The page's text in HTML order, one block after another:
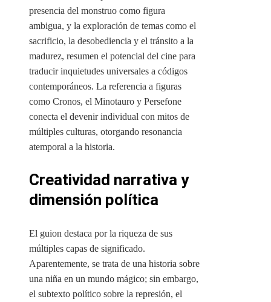
presencia del monstruo como figura
ambigua, y la exploración de temas como el
sacrificio, la desobediencia y el tránsito a la
madurez, resumen el potencial del cine para
traducir inquietudes universales a códigos
contemporáneos. La referencia a figuras
como Cronos, el Minotauro y Persefone
conecta el devenir individual con mitos de
múltiples culturas, otorgando resonancia
atemporal a la historia.
Creatividad narrativa y
dimensión política
El guion destaca por la riqueza de sus
múltiples capas de significado.
Aparentemente, se trata de una historia sobre
una niña en un mundo mágico; sin embargo,
el subtexto político sobre la represión, el